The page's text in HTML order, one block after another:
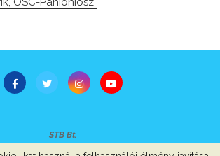
STB Bt.